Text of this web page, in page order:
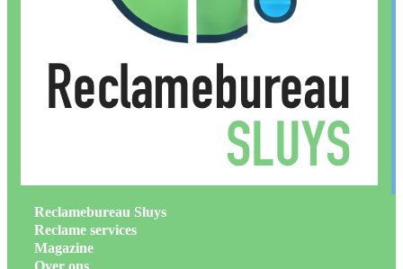
Reclamebureau Sluys
Reclame services
Magazine
Over ons